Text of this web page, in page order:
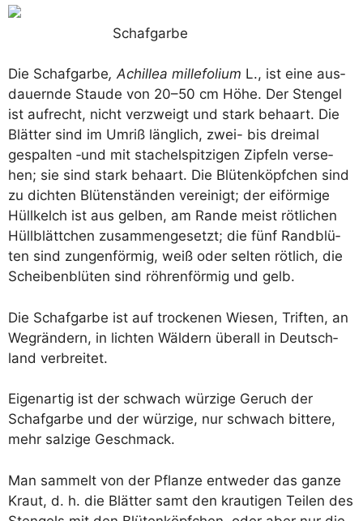
Schaf­gar­be
Die Schaf­gar­be, Achil­lea mil­le­fo­li­um L., ist eine aus­
dau­ern­de Stau­de von 20–50 cm Höhe. Der Sten­gel
ist auf­recht, nicht ver­zweigt und stark behaart. Die
Blät­ter sind im Umriß läng­lich, zwei- bis drei­mal
gespal­ten ‑und mit sta­chel­spit­zi­gen Zip­feln ver­se­
hen; sie sind stark behaart. Die Blü­ten­köpf­chen sind
zu dich­ten Blü­ten­stän­den ver­ei­nigt; der eiför­mi­ge
Hüll­kelch ist aus gel­ben, am Ran­de meist röt­li­chen
Hüll­blätt­chen zusam­men­ge­setzt; die fünf Rand­blü­
ten sind zun­gen­för­mig, weiß oder sel­ten röt­lich, die
Schei­ben­blü­ten sind röh­ren­för­mig und gelb.
Die Schaf­gar­be ist auf tro­cke­nen Wie­sen, Trif­ten, an
Weg­rän­dern, in lich­ten Wäl­dern über­all in Deutsch­
land verbreitet.
Eigen­ar­tig ist der schwach wür­zi­ge Geruch der
Schaf­gar­be und der wür­zi­ge, nur schwach bit­te­re,
mehr sal­zi­ge Geschmack.
Man sam­melt von der Pflan­ze ent­we­der das gan­ze
Kraut, d. h. die Blät­ter samt den krau­ti­gen Tei­len des